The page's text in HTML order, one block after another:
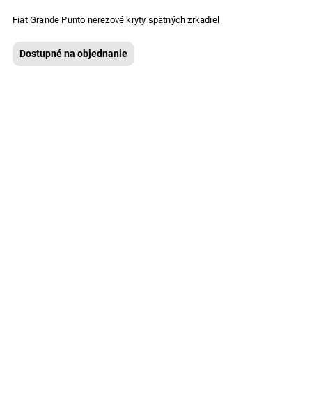
Fiat Grande Punto nerezové kryty spätných zrkadiel
Dostupné na objednanie